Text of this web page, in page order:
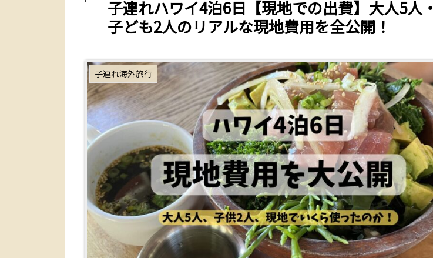
子連れハワイ4泊6日【現地での出費】大人5人・
子ども2人のリアルな現地費用を全公開！
子連れ海外旅行